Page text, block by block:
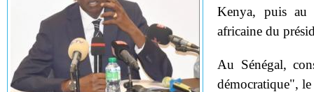
Kenya, puis au
africaine du
Au Sénégal,
démocratique", le